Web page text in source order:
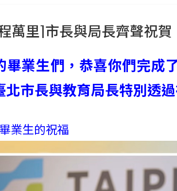
萬里]市長與局長齊聲祝賀
畢業生們，恭喜你們完成
北市長與教育局長特別透
業生的祝福